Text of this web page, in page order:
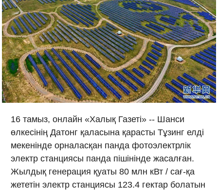
16 тамыз, онлайн «Халық Газеті» -- Шанси
өлкесінің Датонг қаласына қарасты Тұзинг елді
мекенінде орналасқан панда фотоэлектрлік
электр станциясы панда пішінінде жасалған.
Жылдық генерация қуаты 80 млн кВт / сағ-қа
жететін электр станциясы 123.4 гектар болатын